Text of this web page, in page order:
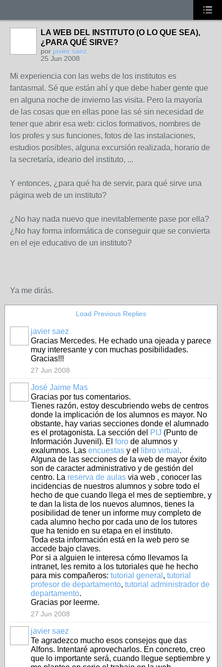
LA WEB DEL INSTITUTO (O LO QUE SEA),
¿PARA QUÉ SIRVE?
por javier saez
25 Jun 2008
Mi experiencia con las webs de los institutos es
fantasmal. Sé que están ahí y que debe haber gente que
en alguna noche de invierno las visita. Pero la mayoría
de las cosas que en ellas pone las sé sin necesidad de
tener que abrir esa web: ciclos formativos, nombres de
los profes y sus funciones, fotos de las instalaciones,
estudios posibles, alguna excursión realizada, horario de
la secretaría, ideario del instituto, ...
Y entonces, ¿para qué ha de servir, para qué sirve una
página web de un instituto?
¿No hay nada nuevo que inevitablemente pase por ella?
¿No hay forma informática de conseguir que se convierta
en el eje educativo de un instituto?
Ya me dirás.
Load Previous Replies
javier saez
Gracias Mercedes. He echado una ojeada y parece
muy interesante y con muchas posibilidades.
Gracias!!!
27 Jun 2008
José Jaime Mas
Gracias por tus comentarios.
Tienes razón, estoy descubriendo webs de centros
donde la implicación de los alumnos es mayor. No
obstante, hay varias secciones donde el alumnado
es el protagonista. La sección del PIJ (Punto de
Información Juvenil). El foro de alumnos y
exalumnos. Las encuestas y el libro virtual .
Alguna de las secciones de la web de mayor éxito
son de caracter administrativo y de gestión del
centro. La reserva de aulas via web , conocer las
incidencias de nuestros alumnos y sobre todo el
hecho de que cuando llega el mes de septiembre, y
te dan la lista de los nuevos alumnos, tienes la
posibilidad de tener un informe muy completo de
cada alumno hecho por cada uno de los tutores
que ha tenido en su etapa en el instituto.
Toda esta información está en la web pero se
accede bajo claves.
Por si a alguien le interesa cómo llevamos la
intranet, les remito a los tutoriales que he hecho
para mis compañeros: tutorial general , tutorial
profesor de departamento, tutorial administrador de
departamento.
Gracias por leerme.
27 Jun 2008
javier saez
Te agradezco mucho esos consejos que das
Alfons. Intentaré aprovecharlos. En concreto, creo
que lo importante será, cuando llegue septiembre y